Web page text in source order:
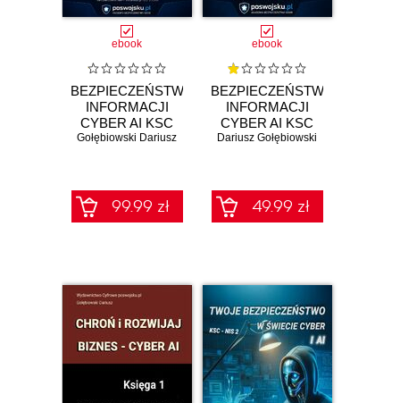
ebook
BEZPIECZEŃSTWO
INFORMACJI
CYBER AI KSC
ISO 27001 SZBI
Gołębiowski Dariusz
99.99 zł
ebook
BEZPIECZEŃSTWO
INFORMACJI
CYBER AI KSC
SZBI ISO 27001
Dariusz Gołębiowski
49.99 zł